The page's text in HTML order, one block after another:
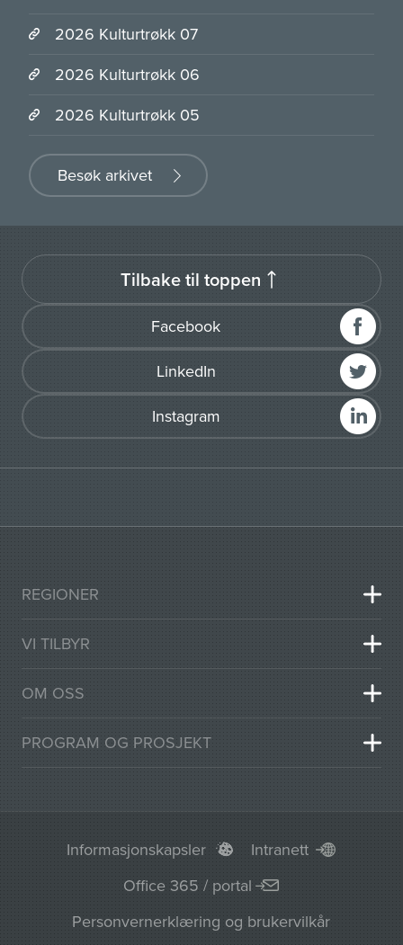
2026 Kulturtrøkk 07
2026 Kulturtrøkk 06
2026 Kulturtrøkk 05
Besøk arkivet
Facebook
LinkedIn
Instagram
Tilbake til toppen
REGIONER
VI TILBYR
OM OSS
PROGRAM OG PROSJEKT
Informasjonskapsler
Intranett
Office 365 / portal
Personvernerklæring og brukervilkår